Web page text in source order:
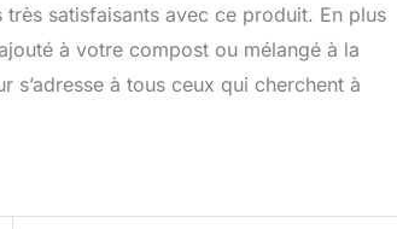
satisfaisants avec ce produit. En plus
à votre compost ou mélangé à la
à tous ceux qui cherchent à